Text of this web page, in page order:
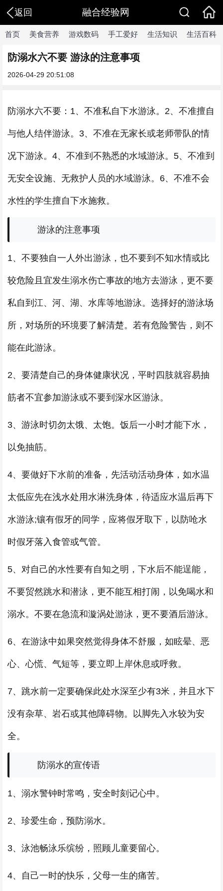
返回 融合经验网
首页 美食营养 游戏数码 手工爱好 生活知识 生活百科
防溺水六不要 游泳的注意事项
2026-04-29 20:51:08
防溺水六不要：1、不准私自下水游泳。2、不准擅自
与他人结伴游泳。3、不准在无家长或老师带队的情
况下游泳。4、不准到不熟悉的水域游泳。5、不准到
无安全设施、无救护人员的水域游泳。6、不准不会
水性的学生擅自下水施救。
游泳的注意事项
1、不要独自一人外出游泳，也不要到不知水情或比
较危险且宜发生溺水伤亡事故的地方去游泳，更不要
私自到江、河、湖、水库等地游泳。选择好的游泳场
所，对场所的环境要了解清楚。若有危险警告，则不
能在此游泳。
2、要清楚自己的身体健康状况，平时四肢就容易抽
筋者不宜参加游泳或不要到深水区游泳。
3、游泳时切勿太饿、太饱。饭后一小时才能下水，
以免抽筋。
4、要做好下水前的准备，先活动活动身体，如水温
太低应先在浅水处用水淋洗身体，待适应水温后再下
水游泳;镶有假牙的同学，应将假牙取下，以防呛水
时假牙落入食管或气管。
5、对自己的水性要有自知之明，下水后不能逞能，
不要贸然跳水和潜泳，更不能互相打闹，以免喝水和
溺水。不要在急流和漩涡处游泳，更不要酒后游泳。
6、在游泳中如果突然觉得身体不舒服，如眩晕、恶
心、心慌、气短等，要立即上岸休息或呼救。
7、跳水前一定要确保此处水深至少有3米，并且水下
没有杂草、岩石或其他障碍物。以脚先入水较为安
全。
防溺水的宣传语
1、溺水警钟时常鸣，安全时刻记心中。
2、珍爱生命，预防溺水。
3、泳池畅泳乐缤纷，照顾儿童要留心。
4、自己一时的快乐，父母一生的痛苦。